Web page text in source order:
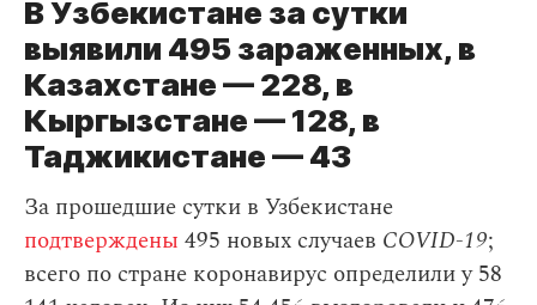
В Узбекистане за сутки
выявили 495 зараженных, в
Казахстане — 228, в
Кыргызстане — 128, в
Таджикистане — 43
За прошедшие сутки в Узбекистане
подтверждены 495 новых случаев COVID-19;
всего по стране коронавирус определили у 58